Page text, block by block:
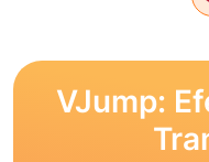
VJump: